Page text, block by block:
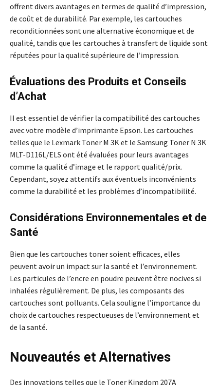
offrent divers avantages en termes de qualité d’impression,
de coût et de durabilité. Par exemple, les cartouches
reconditionnées sont une alternative économique et de
qualité, tandis que les cartouches à transfert de liquide sont
réputées pour la qualité supérieure de l’impression.
Évaluations des Produits et Conseils
d’Achat
Il est essentiel de vérifier la compatibilité des cartouches
avec votre modèle d’imprimante Epson. Les cartouches
telles que le Lexmark Toner M 3K et le Samsung Toner N 3K
MLT-D116L/ELS ont été évaluées pour leurs avantages
comme la qualité d’image et le rapport qualité/prix.
Cependant, soyez attentifs aux éventuels inconvénients
comme la durabilité et les problèmes d’incompatibilité.
Considérations Environnementales et de
Santé
Bien que les cartouches toner soient efficaces, elles
peuvent avoir un impact sur la santé et l’environnement.
Les particules de l’encre en poudre peuvent être nocives si
inhalées régulièrement. De plus, les composants des
cartouches sont polluants. Cela souligne l’importance du
choix de cartouches respectueuses de l’environnement et
de la santé.
Nouveautés et Alternatives
Des innovations telles que le Toner Kingdom 207A